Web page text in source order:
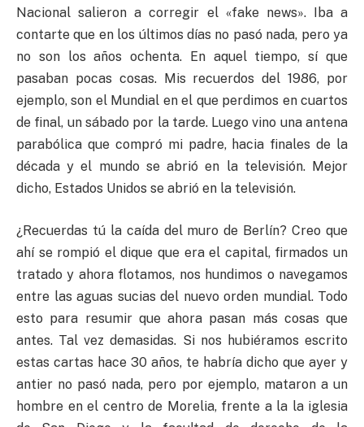
Nacional salieron a corregir el «fake news». Iba a
contarte que en los últimos días no pasó nada, pero ya
no son los años ochenta. En aquel tiempo, sí que
pasaban pocas cosas. Mis recuerdos del 1986, por
ejemplo, son el Mundial en el que perdimos en cuartos
de final, un sábado por la tarde. Luego vino una antena
parabólica que compró mi padre, hacia finales de la
década y el mundo se abrió en la televisión. Mejor
dicho, Estados Unidos se abrió en la televisión.
¿Recuerdas tú la caída del muro de Berlín? Creo que
ahí se rompió el dique que era el capital, firmados un
tratado y ahora flotamos, nos hundimos o navegamos
entre las aguas sucias del nuevo orden mundial. Todo
esto para resumir que ahora pasan más cosas que
antes. Tal vez demasidas. Si nos hubiéramos escrito
estas cartas hace 30 años, te habría dicho que ayer y
antier no pasó nada, pero por ejemplo, mataron a un
hombre en el centro de Morelia, frente a la la iglesia